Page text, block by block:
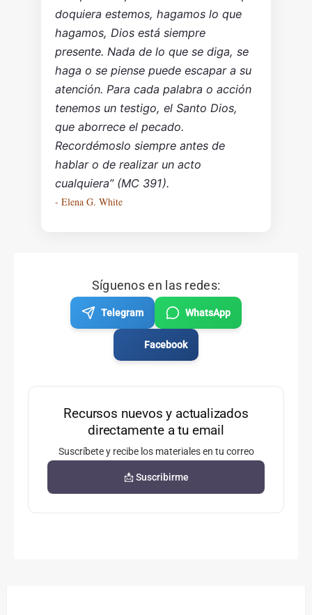
doquiera estemos, hagamos lo que
hagamos, Dios está siempre
presente. Nada de lo que se diga, se
haga o se piense puede escapar a su
atención. Para cada palabra o acción
tenemos un testigo, el Santo Dios,
que aborrece el pecado.
Recordémoslo siempre antes de
hablar o de realizar un acto
cualquiera” (MC 391).
- Elena G. White
Síguenos en las redes:
Telegram WhatsApp
Facebook
Recursos nuevos y actualizados
directamente a tu email
Suscríbete y recibe los materiales en tu correo
📩 Suscribirme